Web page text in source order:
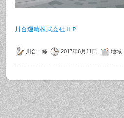
川合運輸株式会社ＨＰ
川合 修 2017年6月11日 地域